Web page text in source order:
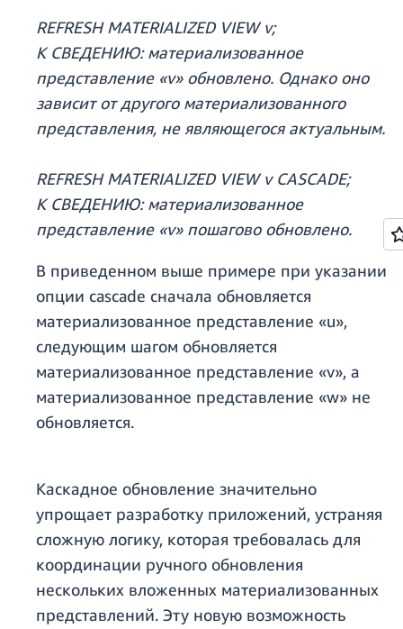
REFRESH MATERIALIZED VIEW v;
К СВЕДЕНИЮ: материализованное
представление «v» обновлено. Однако оно
зависит от другого материализованного
представления, не являющегося актуальным.
REFRESH MATERIALIZED VIEW v CASCADE;
К СВЕДЕНИЮ: материализованное
представление «v» пошагово обновлено.
В приведенном выше примере при указании
опции cascade сначала обновляется
материализованное представление «u»,
следующим шагом обновляется
материализованное представление «v», а
материализованное представление «w» не
обновляется.
Каскадное обновление значительно
упрощает разработку приложений, устраняя
сложную логику, которая требовалась для
координации ручного обновления
нескольких вложенных материализованных
представлений. Эту новую возможность